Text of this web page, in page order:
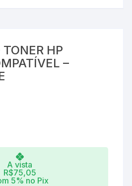
HP
–
A vista
R$75,05
5% no Pix